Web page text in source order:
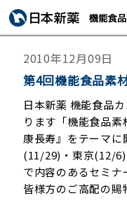
2010年12月09日
第4回機能食品素
日本新薬 機能食品
ります「機能食品
康長寿』をテーマに
(11/29)・東京(12/
で内容のあるセミ
皆様方のご高配の賜